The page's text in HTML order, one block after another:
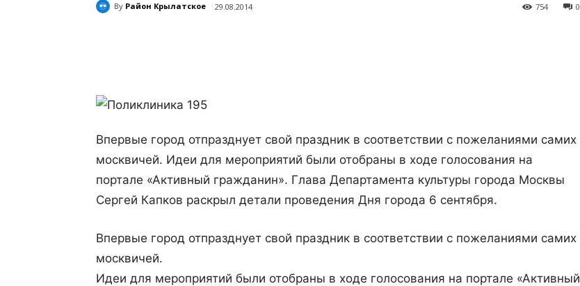
By Район Крылатское 29.08.2014 0
754
Впервые город отпразднует свой праздник в соответствии с пожеланиями самих
москвичей. Идеи для мероприятий были отобраны в ходе голосования на
портале «Активный гражданин». Глава Департамента культуры города Москвы
Сергей Капков раскрыл детали проведения Дня города 6 сентября.
Впервые город отпразднует свой праздник в соответствии с пожеланиями самих
москвичей.
Идеи для мероприятий были отобраны в ходе голосования на портале «Активный